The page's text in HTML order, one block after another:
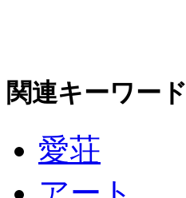
関連キーワード
愛荘